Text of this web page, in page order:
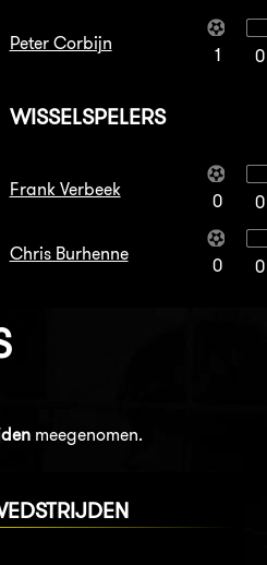
Peter Corbijn
1 0
WISSELSPELERS
Frank Verbeek
0 0
Chris Burhenne
0 0
meegenomen.